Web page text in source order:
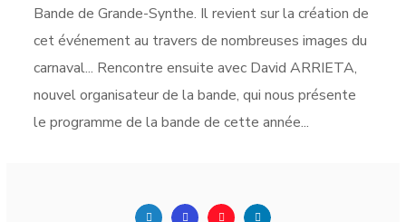
Bande de Grande-Synthe. Il revient sur la création de
cet événement au travers de nombreuses images du
carnaval... Rencontre ensuite avec David ARRIETA,
nouvel organisateur de la bande, qui nous présente
le programme de la bande de cette année...